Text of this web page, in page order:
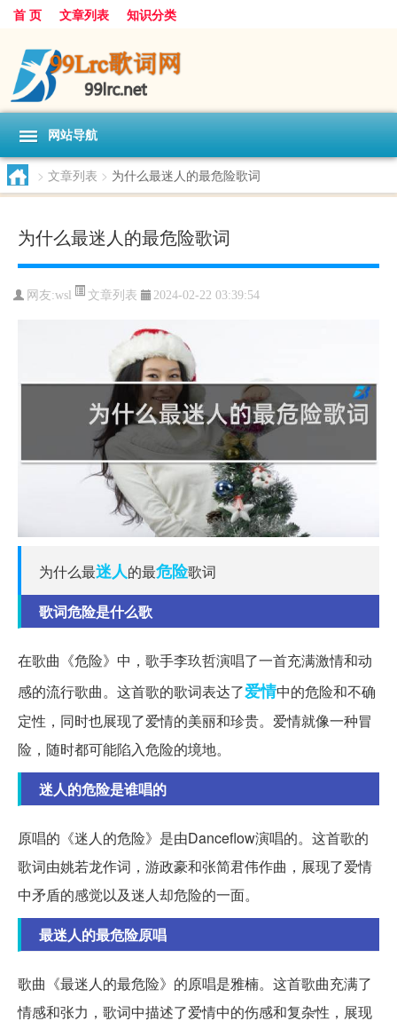
首 页 文章列表 知识分类
网站导航
> 文章列表 > 为什么最迷人的最危险歌词
为什么最迷人的最危险歌词
网友:wsl 文章列表 2024-02-22 03:39:54
为什么最迷人的最危险歌词
歌词危险是什么歌
在歌曲《危险》中，歌手李玖哲演唱了一首充满激情和动
感的流行歌曲。这首歌的歌词表达了爱情中的危险和不确
定性，同时也展现了爱情的美丽和珍贵。爱情就像一种冒
险，随时都可能陷入危险的境地。
迷人的危险是谁唱的
原唱的《迷人的危险》是由Danceflow演唱的。这首歌的
歌词由姚若龙作词，游政豪和张简君伟作曲，展现了爱情
中矛盾的感觉以及迷人却危险的一面。
最迷人的最危险原唱
歌曲《最迷人的最危险》的原唱是雅楠。这首歌曲充满了
情感和张力，歌词中描述了爱情中的伤感和复杂性，展现